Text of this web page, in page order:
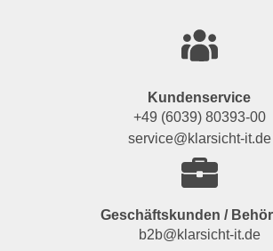
Kundenservice
+49 (6039) 80393-00
service@klarsicht-it.de
Geschäftskunden /
b2b@klarsicht-it.de